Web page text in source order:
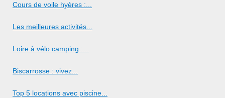
Cours de voile hyères :...
Les meilleures activités...
Loire à vélo camping :...
Biscarrosse : vivez...
Top 5 locations avec piscine...